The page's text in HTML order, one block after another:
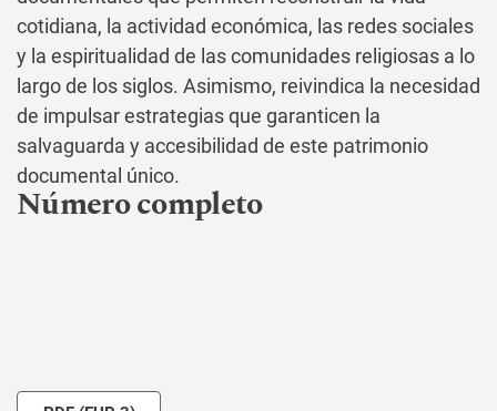
cotidiana, la actividad económica, las redes sociales
y la espiritualidad de las comunidades religiosas a lo
largo de los siglos. Asimismo, reivindica la necesidad
de impulsar estrategias que garanticen la
salvaguarda y accesibilidad de este patrimonio
documental único.
Número completo